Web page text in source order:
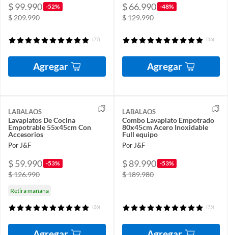
$ 99.990 -52%
$ 209.990
(77)
Agregar
$ 66.990 -48%
$ 129.990
(16)
Agregar
LABALAOS
Lavaplatos De Cocina
Empotrable 55x45cm Con
Accesorios
Por J&F
$ 59.990 -53%
$ 126.990
Retira mañana
(26)
LABALAOS
Combo Lavaplato Empotrado
80x45cm Acero Inoxidable
Full equipo
Por J&F
$ 89.990 -53%
$ 189.980
(75)